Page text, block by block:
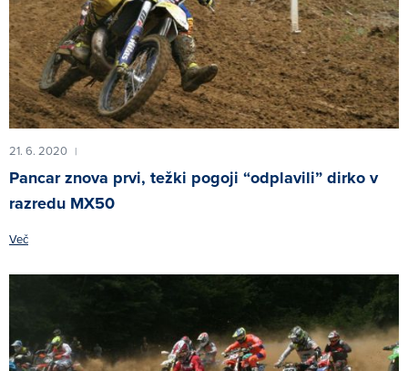
21. 6. 2020 |
Pancar znova prvi, težki pogoji “odplavili” dirko v
razredu MX50
Več